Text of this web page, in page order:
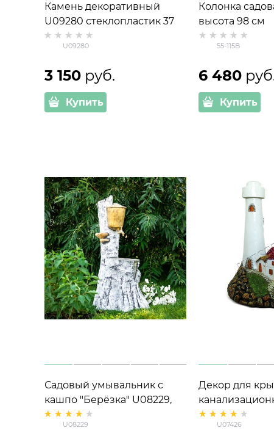
Камень декоративный
U09280 стеклопластик 37
см
U09280
3 150 руб.
Купить
Колонка
высота 98 см
55-115B
6 480
Купить
Садовый умывальник с
кашпо "Берёзка" U08229,
стеклопластик
U08229
Декор для
Маяк с
U07426